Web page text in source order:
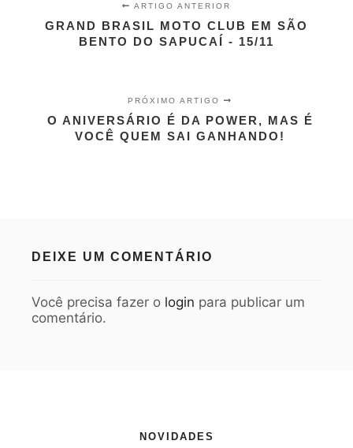
ARTIGO ANTERIOR
GRAND BRASIL MOTO CLUB EM SÃO
BENTO DO SAPUCAÍ - 15/11
PRÓXIMO ARTIGO
O ANIVERSÁRIO É DA POWER, MAS É
VOCÊ QUEM SAI GANHANDO!
DEIXE UM COMENTÁRIO
Você precisa fazer o login para publicar um
comentário.
NOVIDADES